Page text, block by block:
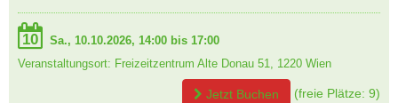
10
Sa., 10.10.2026, 14:00 bis 17:00
Veranstaltungsort: Freizeitzentrum Alte Donau 51, 1220 Wien
Jetzt Buchen (freie Plätze: 9)